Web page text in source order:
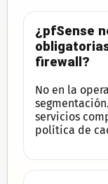
¿pfSense
firewall?
No en la
servicios
política de